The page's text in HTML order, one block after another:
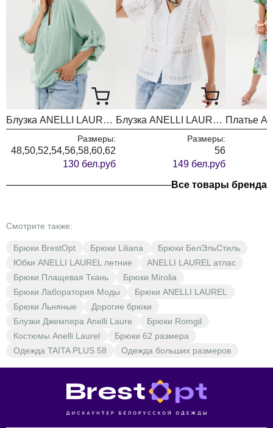
Блузка ANELLI LAUREL 1861 мятный лепесток
Размеры:
48,50,52,54,56,58,60,62
130 бел.руб
Блузка ANELLI LAUREL 1885 вау ришелье
Размеры:
56
149 бел.руб
Все товары бренда
Смотрите также:
Брюки BrestOpt Брюки Liliana
Брюки БелЭльСтиль
Юбки ANELLI LAUREL летние
ANELLI LAUREL атлас
Брюки Плащевая Ткань
Брюки Mirolia
Брюки Лаборатория Моды
Брюки ANELLI LAUREL
Брюки Льняные
Дорогие брюки
Блузки Джемпера Anelli Laure
Брюки Romgil
Костюмы Anelli Laurel
Брюки 62 размера
Одежда TAITA PLUS 58
Одежда больших размеров